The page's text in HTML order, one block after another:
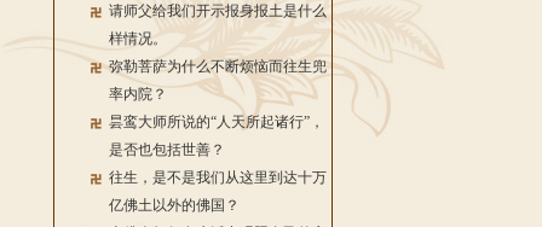
请师父给我们开示报身报土是什么
样情况。
弥勒菩萨为什么不断烦恼而往生兜
率内院？
昙鸾大师所说的“人天所起诸行”，
是否也包括世善？
往生，是不是我们从这里到达十万
亿佛土以外的佛国？